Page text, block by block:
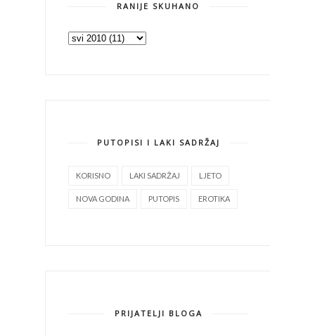
RANIJE SKUHANO
PUTOPISI I LAKI SADRŽAJ
KORISNO LAKI SADRŽAJ LJETO
NOVA GODINA PUTOPIS EROTIKA
PRIJATELJI BLOGA